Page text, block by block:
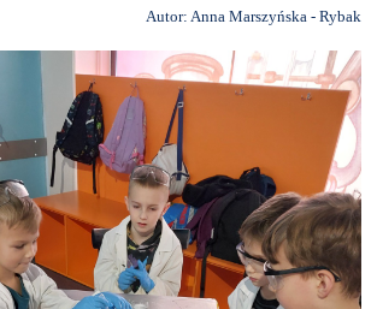
Autor: Anna Marszyńska - Rybak